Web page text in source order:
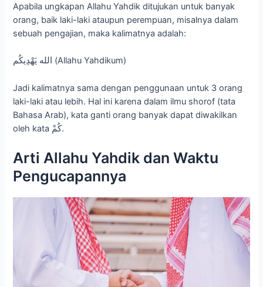
Apabila ungkapan Allahu Yahdik ditujukan untuk banyak
orang, baik laki-laki ataupun perempuan, misalnya dalam
sebuah pengajian, maka kalimatnya adalah:
الله يَهْدِيكُم (Allahu Yahdikum)
Jadi kalimatnya sama dengan penggunaan untuk 3 orang
laki-laki atau lebih. Hal ini karena dalam ilmu shorof (tata
Bahasa Arab), kata ganti orang banyak dapat diwakilkan
oleh kata كُمْ.
Arti Allahu Yahdik dan Waktu
Pengucapannya